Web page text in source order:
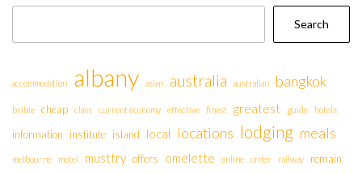
Search
accommodation albany asian australia australian bangkok
bribie cheap class current economy effective finest greatest guide hotels
information institute island local locations lodging meals
melbourne motel musttry offers omelette online order railway remain